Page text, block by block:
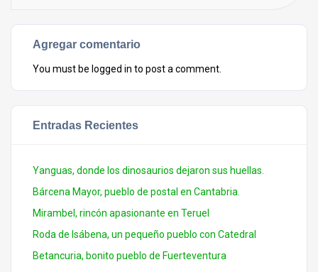
Agregar comentario
You must be logged in to post a comment.
Entradas Recientes
Yanguas, donde los dinosaurios dejaron sus huellas.
Bárcena Mayor, pueblo de postal en Cantabria.
Mirambel, rincón apasionante en Teruel
Roda de Isábena, un pequeño pueblo con Catedral
Betancuria, bonito pueblo de Fuerteventura